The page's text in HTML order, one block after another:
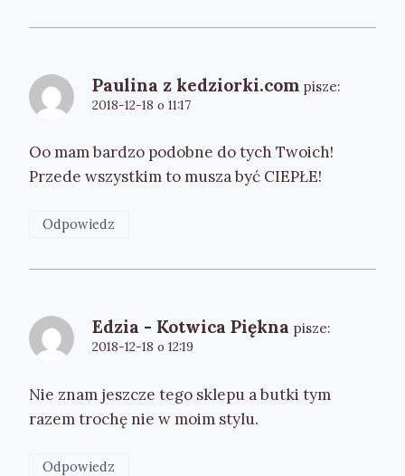
Paulina z kedziorki.com pisze:
2018-12-18 o 11:17
Oo mam bardzo podobne do tych Twoich!
Przede wszystkim to musza być CIEPŁE!
Odpowiedz
Edzia - Kotwica Piękna pisze:
2018-12-18 o 12:19
Nie znam jeszcze tego sklepu a butki tym
razem trochę nie w moim stylu.
Odpowiedz